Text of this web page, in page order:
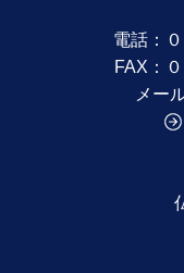
電話：
FAX：
メー